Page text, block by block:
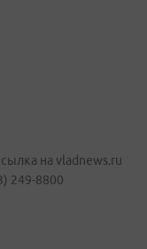
на vladnews.ru
249-8800